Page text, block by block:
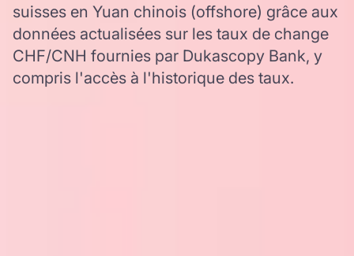
suisses en Yuan chinois (offshore) grâce aux
données actualisées sur les taux de change
CHF/CNH fournies par Dukascopy Bank, y
compris l'accès à l'historique des taux.